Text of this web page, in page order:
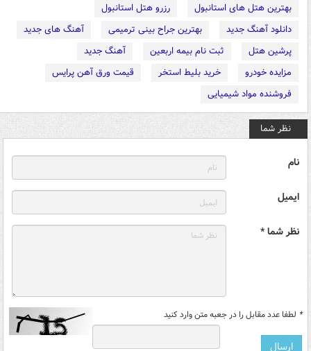
بهترین هتل های استانبول
رزرو هتل استانبول
دانلود آهنگ جدید
بهترین جراح بینی ترمیمی
آهنگ های جدید
پرشین هتل
ثبت نام بیمه اربعین
آهنگ جدید
مزایده خودرو
خرید بلیط استخر
قیمت ورق آهن پرایس
فروشنده مواد شیمیایی
نظر شما
نام
ایمیل
نظر شما *
* لطفا عدد مقابل را در جعبه متن وارد کنید